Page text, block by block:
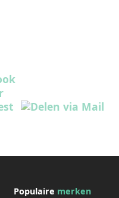
Populaire merken